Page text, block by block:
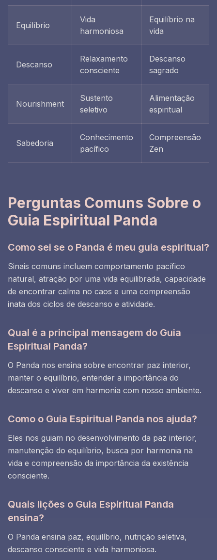
Equilíbrio
Vida
harmoniosa
Equilíbrio na
vida
Descanso
Relaxamento
consciente
Descanso
sagrado
Nourishment
Sustento
seletivo
Alimentação
espiritual
Sabedoria
Conhecimento
pacífico
Compreensão
Zen
Perguntas Comuns Sobre o
Guia Espiritual Panda
Como sei se o Panda é meu guia espiritual?
Sinais comuns incluem comportamento pacífico
natural, atração por uma vida equilibrada, capacidade
de encontrar calma no caos e uma compreensão
inata dos ciclos de descanso e atividade.
Qual é a principal mensagem do Guia
Espiritual Panda?
O Panda nos ensina sobre encontrar paz interior,
manter o equilíbrio, entender a importância do
descanso e viver em harmonia com nosso ambiente.
Como o Guia Espiritual Panda nos ajuda?
Eles nos guiam no desenvolvimento da paz interior,
manutenção do equilíbrio, busca por harmonia na
vida e compreensão da importância da existência
consciente.
Quais lições o Guia Espiritual Panda
ensina?
O Panda ensina paz, equilíbrio, nutrição seletiva,
descanso consciente e vida harmoniosa.